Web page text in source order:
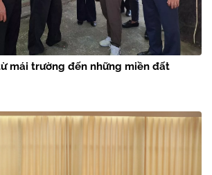
mái trường đến những miền đất